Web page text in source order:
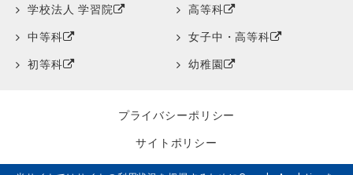
学校法人 学習院 高等科
中等科 女子中・高等科
初等科 幼稚園
プライバシーポリシー
サイトポリシー
クッキーポリシー